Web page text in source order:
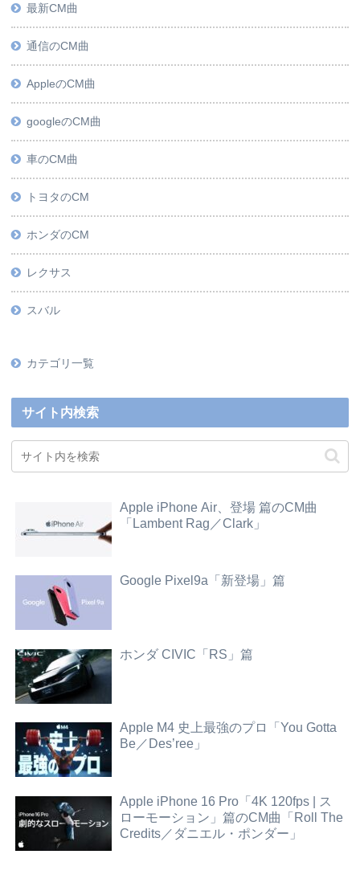
最新CM曲
通信のCM曲
AppleのCM曲
googleのCM曲
車のCM曲
トヨタのCM
ホンダのCM
レクサス
スバル
カテゴリ一覧
サイト内検索
Apple iPhone Air、登場 篇のCM曲
「Lambent Rag／Clark」
Google Pixel9a「新登場」篇
ホンダ CIVIC「RS」篇
Apple M4 史上最強のプロ「You Gotta
Be／Des’ree」
Apple iPhone 16 Pro「4K 120fps | ス
ローモーション」篇のCM曲「Roll The
Credits／ダニエル・ポンダー」